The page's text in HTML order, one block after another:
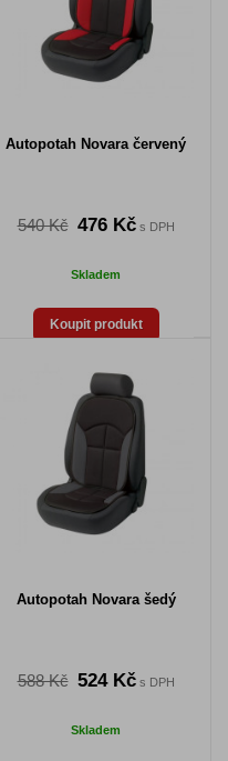
Autopotah Novara červený
540 Kč 476 Kčs DPH
Skladem
Koupit produkt
Autopotah Novara šedý
588 Kč 524 Kčs DPH
Skladem